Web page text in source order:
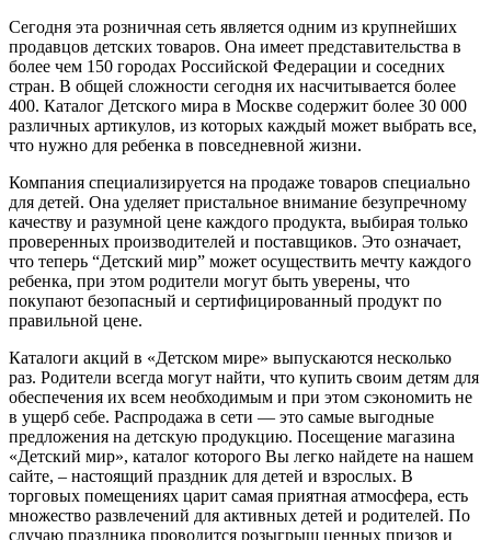
Сегодня эта розничная сеть является одним из крупнейших
продавцов детских товаров. Она имеет представительства в
более чем 150 городах Российской Федерации и соседних
стран. В общей сложности сегодня их насчитывается более
400. Каталог Детского мира в Москве содержит более 30 000
различных артикулов, из которых каждый может выбрать все,
что нужно для ребенка в повседневной жизни.
Компания специализируется на продаже товаров специально
для детей. Она уделяет пристальное внимание безупречному
качеству и разумной цене каждого продукта, выбирая только
проверенных производителей и поставщиков. Это означает,
что теперь “Детский мир” может осуществить мечту каждого
ребенка, при этом родители могут быть уверены, что
покупают безопасный и сертифицированный продукт по
правильной цене.
Каталоги акций в «Детском мире» выпускаются несколько
раз. Родители всегда могут найти, что купить своим детям для
обеспечения их всем необходимым и при этом сэкономить не
в ущерб себе. Распродажа в сети — это самые выгодные
предложения на детскую продукцию. Посещение магазина
«Детский мир», каталог которого Вы легко найдете на нашем
сайте, – настоящий праздник для детей и взрослых. В
торговых помещениях царит самая приятная атмосфера, есть
множество развлечений для активных детей и родителей. По
случаю праздника проводится розыгрыш ценных призов и